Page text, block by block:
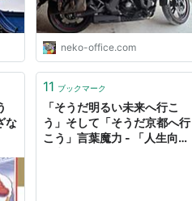
neko-office.com
な
11 ブックマーク
「そうだ明るい未来へ行こ
う」そして「そうだ京都へ行
こう」言葉魔力 - 「人生向上